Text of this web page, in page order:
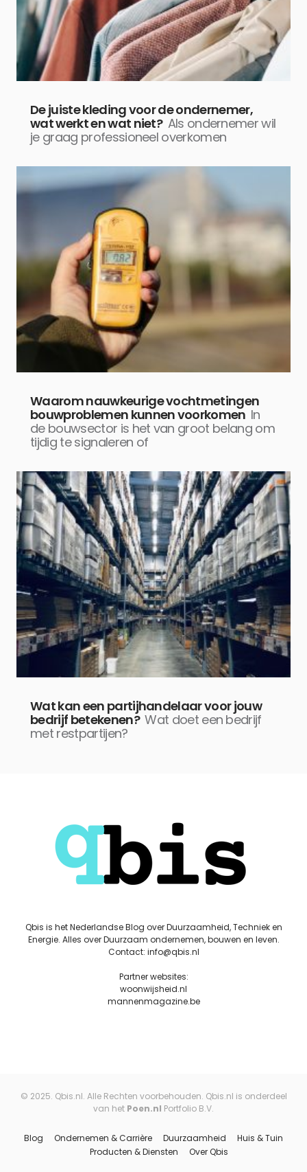
De juiste kleding voor de ondernemer,
wat werkt en wat niet? Als ondernemer wil
je graag professioneel overkomen
Waarom nauwkeurige vochtmetingen
bouwproblemen kunnen voorkomen In
de bouwsector is het van groot belang om
tijdig te signaleren of
Wat kan een partijhandelaar voor jouw
bedrijf betekenen? Wat doet een bedrijf
met restpartijen?
Qbis is het Nederlandse Blog over Duurzaamheid, Techniek en
Energie. Alles over Duurzaam ondernemen, bouwen en leven.
Contact: info@qbis.nl
Partner websites:
woonwijsheid.nl
mannenmagazine.be
© 2025. Qbis.nl. Alle Rechten voorbehouden. Qbis.nl is onderdeel
van het Poen.nl Portfolio B.V.
Blog Ondernemen & Carrière Duurzaamheid
Huis & Tuin
Producten & Diensten
Over Qbis